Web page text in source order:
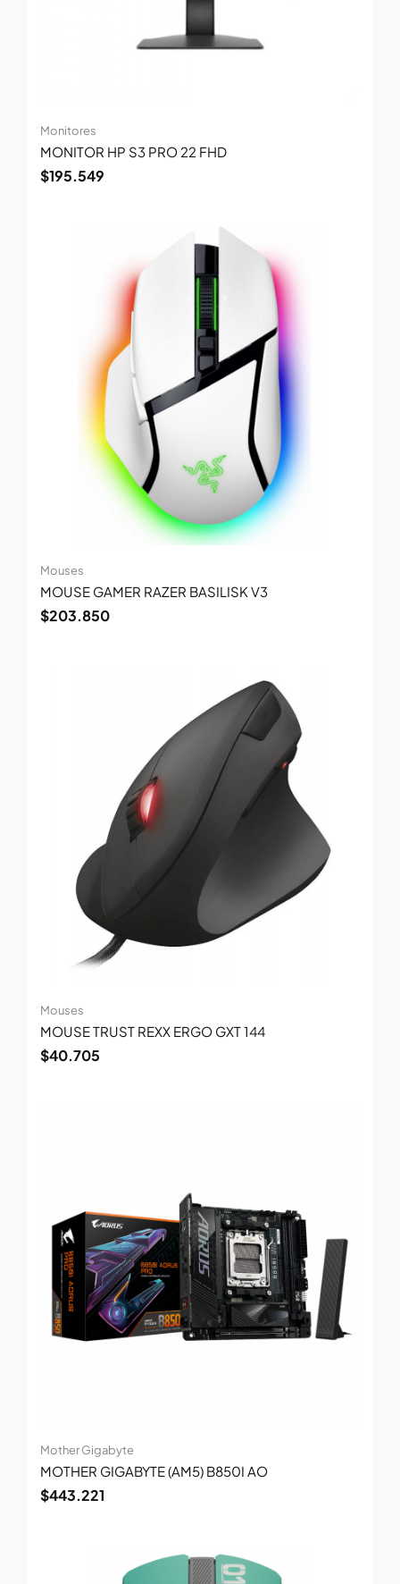
Monitores
MONITOR HP S3 PRO 22 FHD
$195.549
Mouses
MOUSE GAMER RAZER BASILISK V3
$203.850
Mouses
MOUSE TRUST REXX ERGO GXT 144
$40.705
Mother Gigabyte
MOTHER GIGABYTE (AM5) B850I AO
$443.221